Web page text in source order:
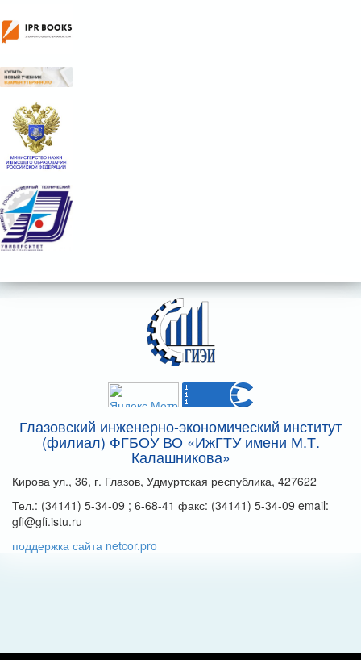
Глазовский инженерно-экономический институт
(филиал) ФГБОУ ВО «ИжГТУ имени М.Т.
Калашникова»
Кирова ул., 36, г. Глазов, Удмуртская республика, 427622
Тел.: (34141) 5-34-09 ; 6-68-41 факс: (34141) 5-34-09 email:
gfi@gfi.istu.ru
поддержка сайта netcor.pro